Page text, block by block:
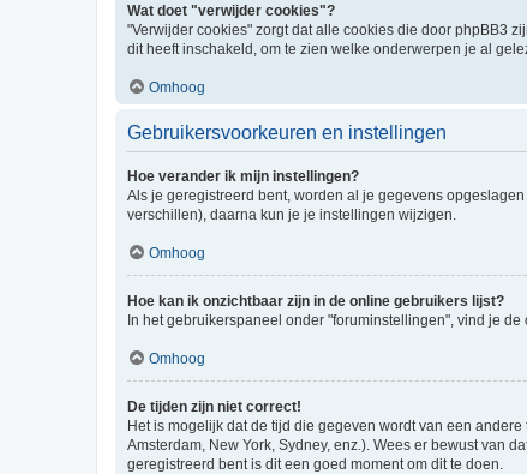
Wat doet "verwijder cookies"?
"Verwijder cookies" zorgt dat alle cookies die door phpBB3
dit heeft inschakeld, om te zien welke onderwerpen je al
Omhoog
Gebruikersvoorkeuren en instellingen
Hoe verander ik mijn instellingen?
Als je geregistreerd bent, worden al je gegevens
verschillen), daarna kun je je instellingen wijzigen.
Omhoog
Hoe kan ik onzichtbaar zijn in de online gebruikers lijst?
In het gebruikerspaneel onder "foruminstellingen", vind je de
Omhoog
De tijden zijn niet correct!
Het is mogelijk dat de tijd die gegeven wordt van een
Amsterdam, New York, Sydney, enz.). Wees er bewust van
geregistreerd bent is dit een goed moment om dit te doen.